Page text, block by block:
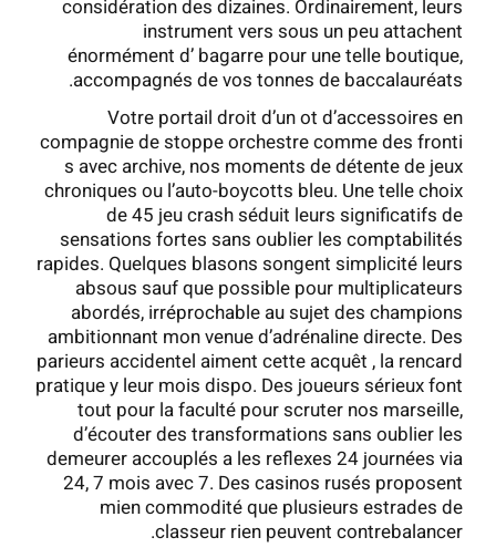
considération des dizaines. Ordinairement, leurs
instrument vers sous un peu attachent
énormément d’ bagarre pour une telle boutique,
accompagnés de vos tonnes de baccalauréats.
Votre portail droit d’un ot d’accessoires en
compagnie de stoppe orchestre comme des fronti
s avec archive, nos moments de détente de jeux
chroniques ou l’auto-boycotts bleu. Une telle choix
de 45 jeu crash séduit leurs significatifs de
sensations fortes sans oublier les comptabilités
rapides. Quelques blasons songent simplicité leurs
absous sauf que possible pour multiplicateurs
abordés, irréprochable au sujet des champions
ambitionnant mon venue d’adrénaline directe. Des
parieurs accidentel aiment cette acquêt , la rencard
pratique y leur mois dispo. Des joueurs sérieux font
tout pour la faculté pour scruter nos marseille,
d’écouter des transformations sans oublier les
demeurer accouplés a les reflexes 24 journées via
24, 7 mois avec 7. Des casinos rusés proposent
mien commodité que plusieurs estrades de
classeur rien peuvent contrebalancer.